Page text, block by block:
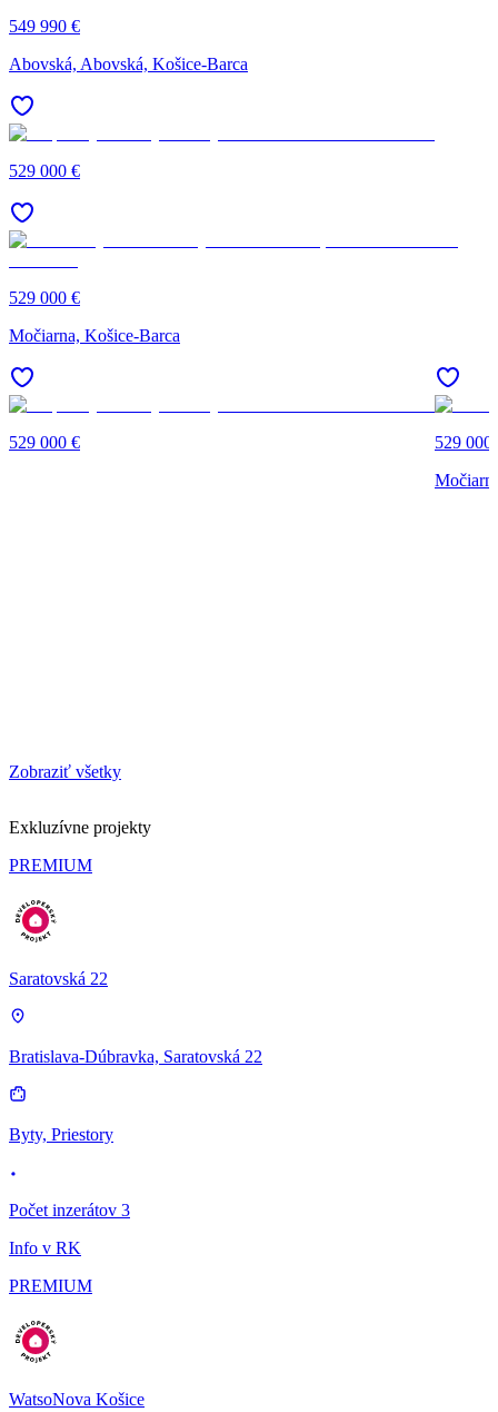
549 990 €
Abovská, Abovská, Košice-Barca
529 000 €
529 000 €
Močiarna, Košice-Barca
529 000 €
529 000
Zobraziť všetky
Exkluzívne projekty
PREMIUM
Saratovská 22
Bratislava-Dúbravka, Saratovská 22
Byty, Priestory
Počet inzerátov 3
Info v RK
PREMIUM
WatsoNova Košice